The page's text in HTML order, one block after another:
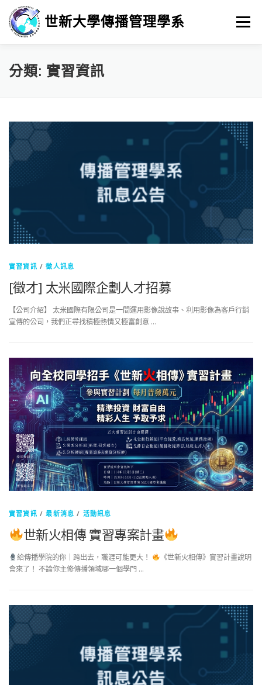
世新大學傳播管理學系 選單
招生 新聞與活動
分類: 實習資訊
實習資訊 /徵人訊息
[徵才] 太米國際企劃人才招募
【公司介紹】 太米國際有限公司是一間運用影像說故事、利用影像為客戶行銷
宣傳的公司，我們正尋找積極熱情又極富創意 …
實習資訊 /最新消息 / 活動訊息
世新火相傳 實習專案計畫
給傳播學院的你｜跨出去，職涯可能更大！
《世新火相傳》實習計畫說明
會來了！ 不論你主修傳播領域哪一個學門 …